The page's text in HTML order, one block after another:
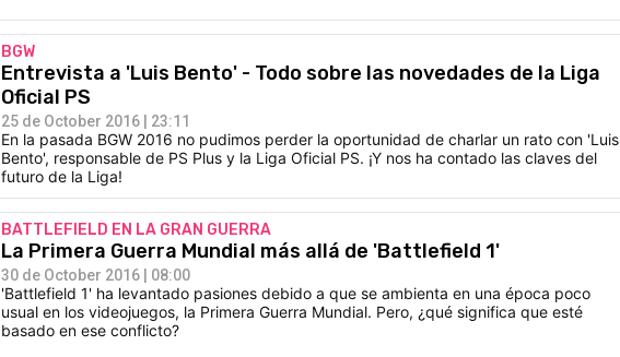
BGW
Entrevista a 'Luis Bento' - Todo sobre las novedades de la Liga
Oficial PS
25 de October 2016 | 23:11
En la pasada BGW 2016 no pudimos perder la oportunidad de charlar un rato con 'Luis
Bento', responsable de PS Plus y la Liga Oficial PS. ¡Y nos ha contado las claves del
futuro de la Liga!
BATTLEFIELD EN LA GRAN GUERRA
La Primera Guerra Mundial más allá de 'Battlefield 1'
30 de October 2016 | 08:00
'Battlefield 1' ha levantado pasiones debido a que se ambienta en una época poco
usual en los videojuegos, la Primera Guerra Mundial. Pero, ¿qué significa que esté
basado en ese conflicto?